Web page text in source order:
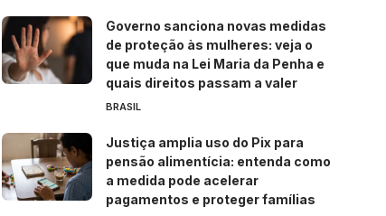
Governo sanciona novas medidas
de proteção às mulheres: veja o
que muda na Lei Maria da Penha e
quais direitos passam a valer
BRASIL
Justiça amplia uso do Pix para
pensão alimentícia: entenda como
a medida pode acelerar
pagamentos e proteger famílias